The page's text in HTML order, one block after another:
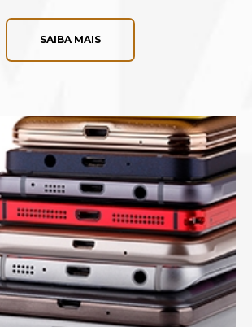
SAIBA MAIS